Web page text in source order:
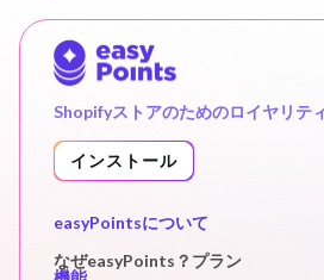
Shopifyストアのためのロイヤリテ
インストール
easyPointsについて
なぜeasyPoints？ プラン